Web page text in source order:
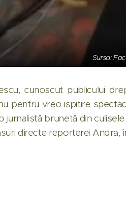
Sursa:
cunoscut publicului
pentru vreo ispitire
jurnalistă brunetă din
directe reporterei Andra,